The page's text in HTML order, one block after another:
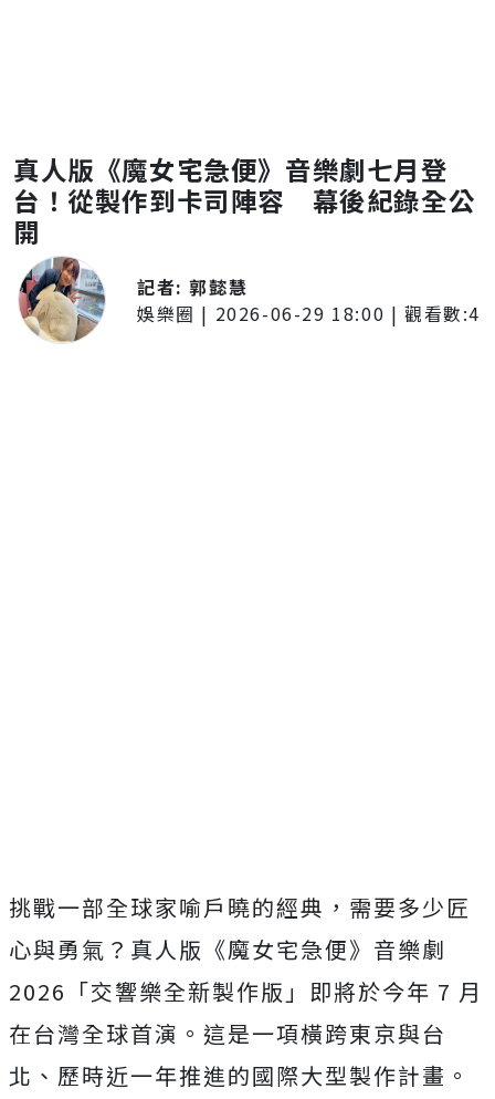
真人版《魔女宅急便》音樂劇七月登
台！從製作到卡司陣容 幕後紀錄全公
開
記者:郭懿慧
娛樂圈 | 2026-06-29 18:00 | 觀看數:4
挑戰一部全球家喻戶曉的經典，需要多少匠
心與勇氣？真人版《魔女宅急便》音樂劇
2026「交響樂全新製作版」即將於今年 7 月
在台灣全球首演。這是一項橫跨東京與台
北、歷時近一年推進的國際大型製作計畫。